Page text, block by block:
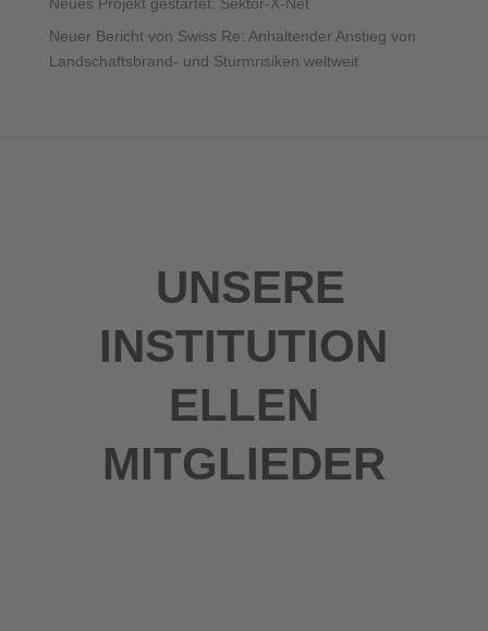
Neuer Bericht von Swiss Re: Anhaltender Anstieg von
Landschaftsbrand- und Sturmrisiken weltweit
UNSERE
INSTITUTION
ELLEN
MITGLIEDER